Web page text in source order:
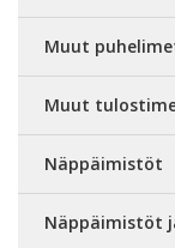
Muut
Muut
Näppäimistöt
Näppäimistöt